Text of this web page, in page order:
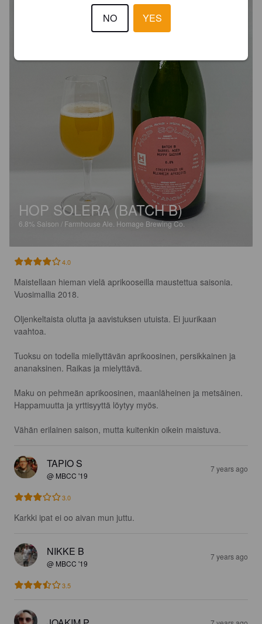
HOP SOLERA (BATCH B)
6.8% Saison / Farmhouse Ale. Homage Brewing Co.
4.0
Maistellaan hieman vielä aprikooseilla maustettua saisonia.
Vuosimallia 2018.
Oljenkeltaista olutta ja aavistuksen utuista. Ei juurikaan
vaahtoa.
Tuoksu on todella miellyttävän aprikoosinen, persikkainen ja
ananaksinen. Raikas ja mielyttävä.
Maku on pehmeän aprikoosinen, maanläheinen ja metsäinen.
Happamuutta ja yrttisyyttä löytyy myös.
Vähän erilainen saison, mutta kuitenkin oikein maistuva.
TAPIO S
@ MBCC '19
7 years ago
3.0
Karkki ipat ei oo aivan mun juttu.
NIKKE B
@ MBCC '19
7 years ago
3.5
NO YES